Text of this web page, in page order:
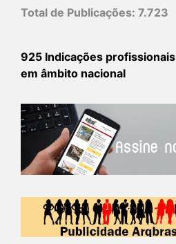
Total de Publicações: 7.723
925 Indicações profissionais
em âmbito nacional